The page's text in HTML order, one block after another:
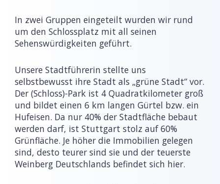
In zwei Gruppen eingeteilt wurden wir rund
um den Schlossplatz mit all seinen
Sehenswürdigkeiten geführt.
Unsere Stadtführerin stellte uns
selbstbewusst ihre Stadt als „grüne Stadt“ vor.
Der (Schloss)-Park ist 4 Quadratkilometer groß
und bildet einen 6 km langen Gürtel bzw. ein
Hufeisen. Da nur 40% der Stadtfläche bebaut
werden darf, ist Stuttgart stolz auf 60%
Grünfläche. Je höher die Immobilien gelegen
sind, desto teurer sind sie und der teuerste
Weinberg Deutschlands befindet sich hier.